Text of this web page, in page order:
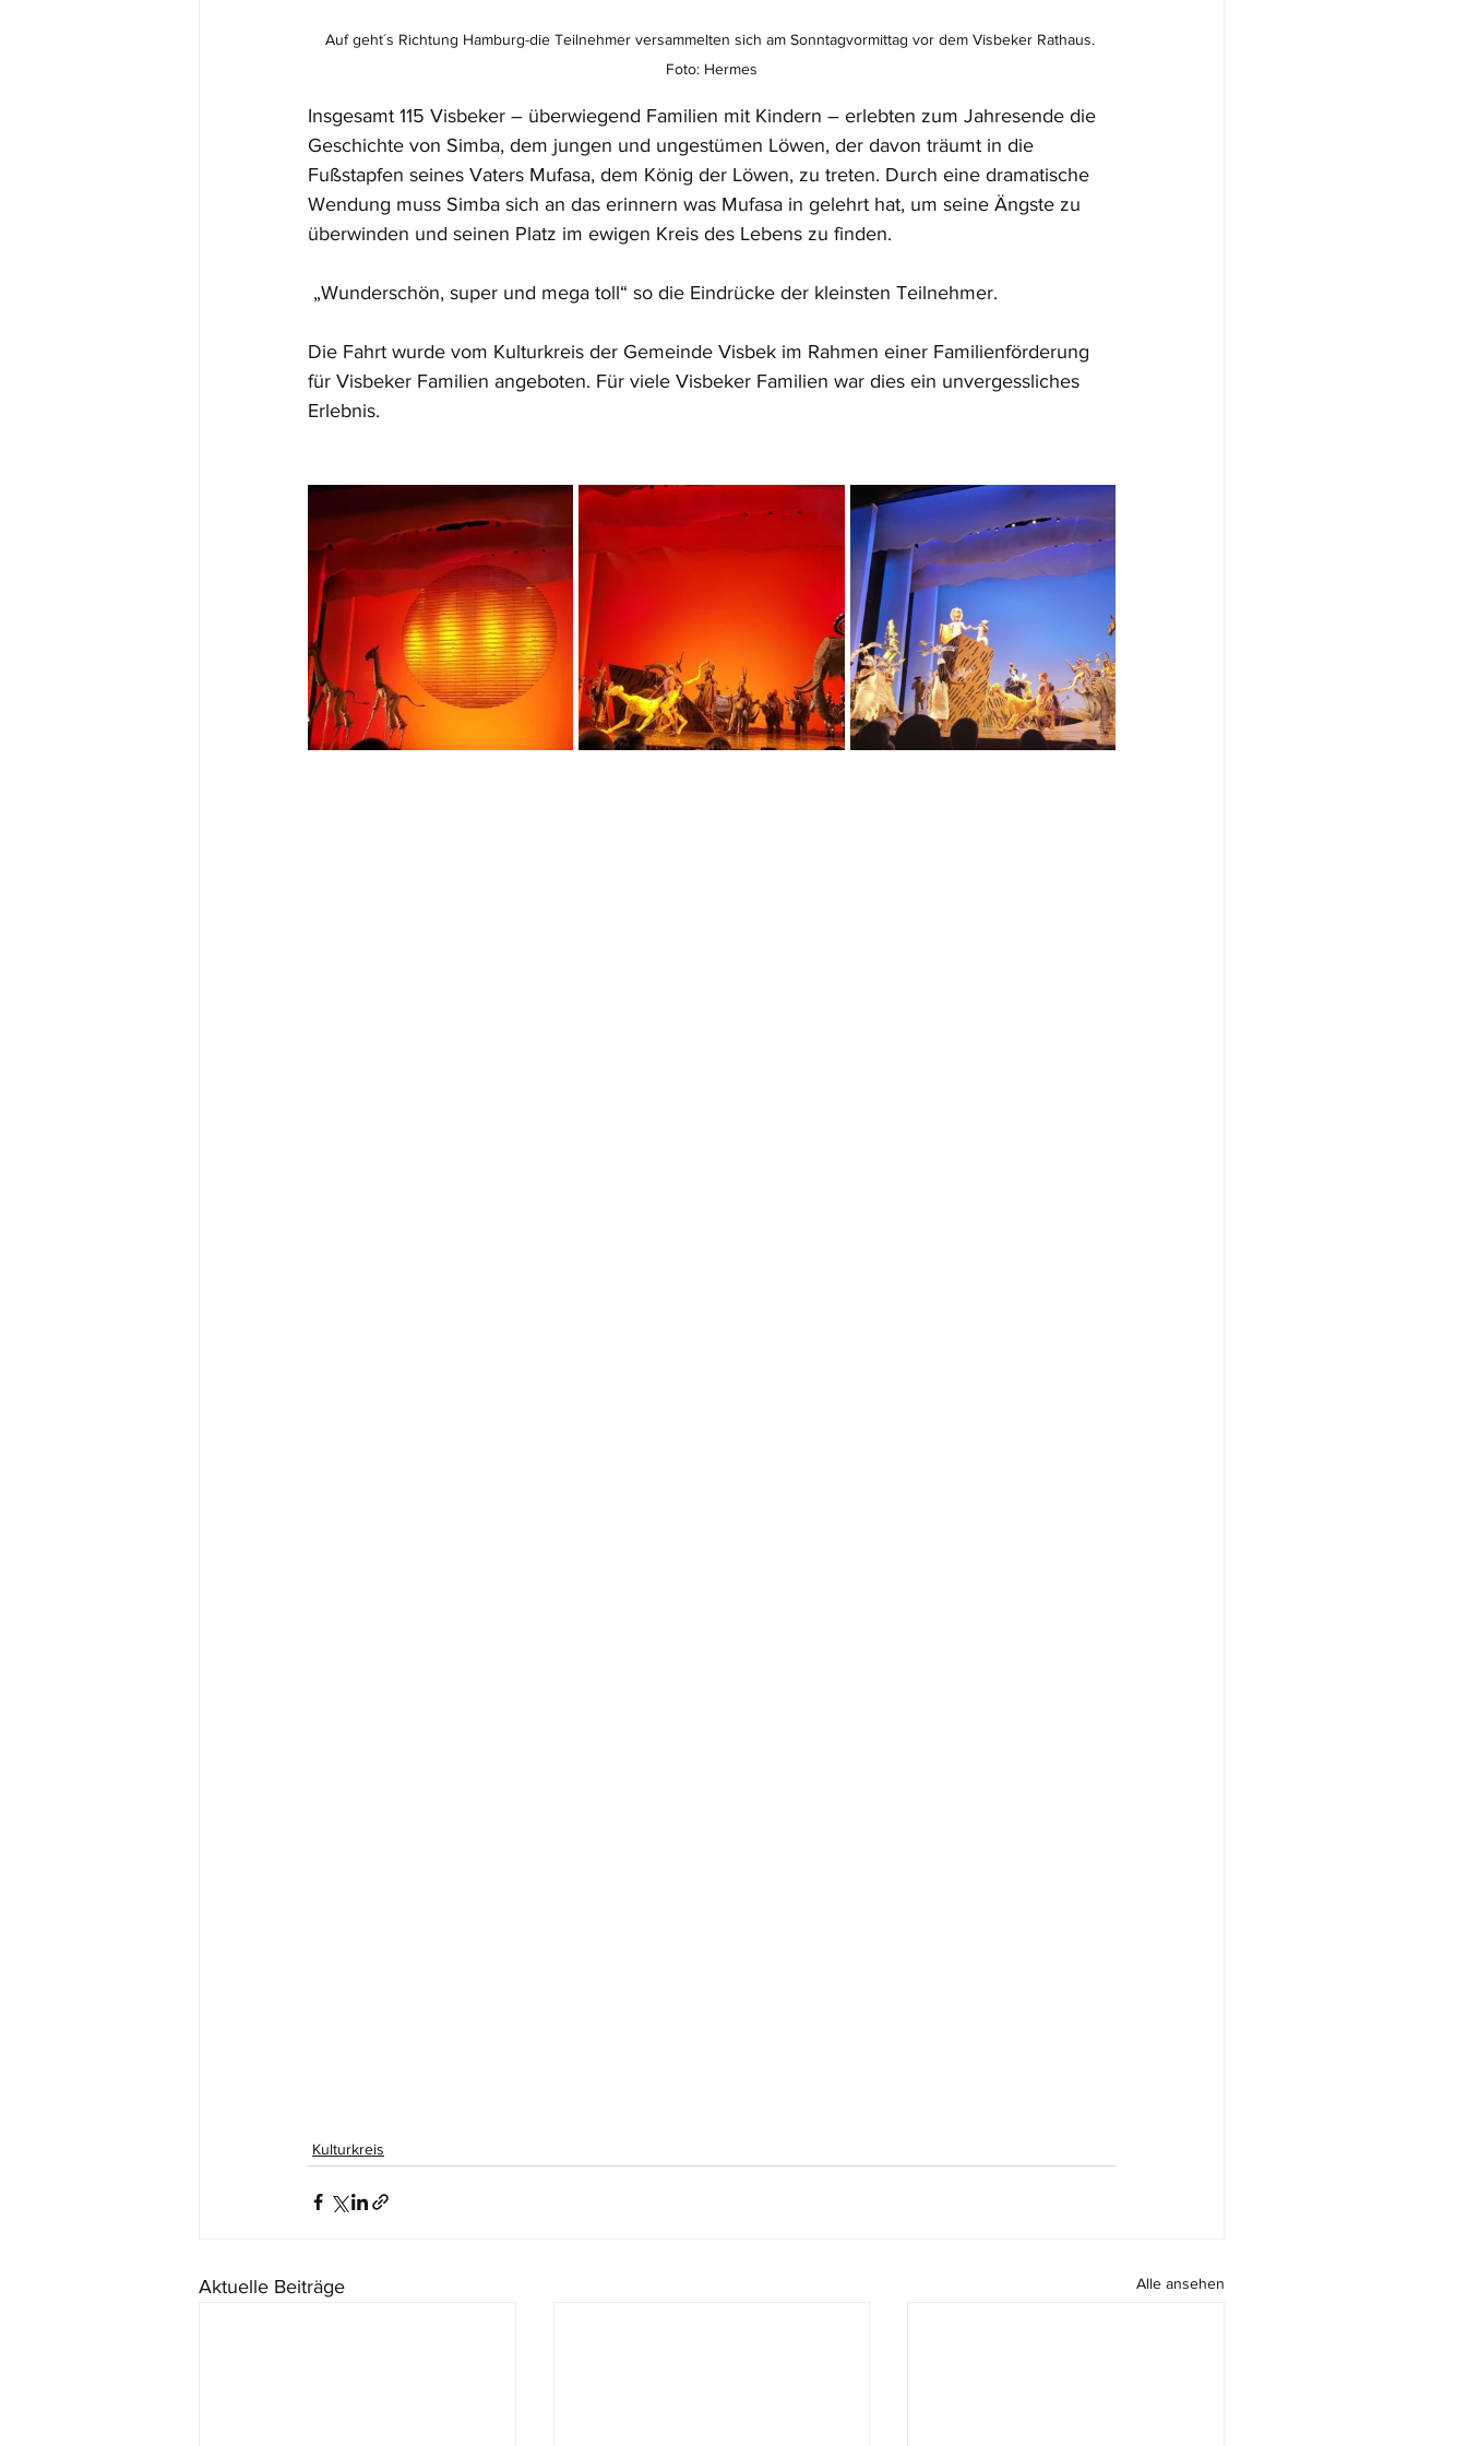
Auf geht´s Richtung Hamburg-die Teilnehmer versammelten sich am Sonntagvormittag vor dem Visbeker Rathaus.
Foto: Hermes
Insgesamt 115 Visbeker – überwiegend Familien mit Kindern – erlebten zum Jahresende die
Geschichte von Simba, dem jungen und ungestümen Löwen, der davon träumt in die
Fußstapfen seines Vaters Mufasa, dem König der Löwen, zu treten. Durch eine dramatische
Wendung muss Simba sich an das erinnern was Mufasa in gelehrt hat, um seine Ängste zu
überwinden und seinen Platz im ewigen Kreis des Lebens zu finden.
„Wunderschön, super und mega toll“ so die Eindrücke der kleinsten Teilnehmer.
Die Fahrt wurde vom Kulturkreis der Gemeinde Visbek im Rahmen einer Familienförderung
für Visbeker Familien angeboten. Für viele Visbeker Familien war dies ein unvergessliches
Erlebnis.
Kulturkreis
Aktuelle Beiträge Alle ansehen